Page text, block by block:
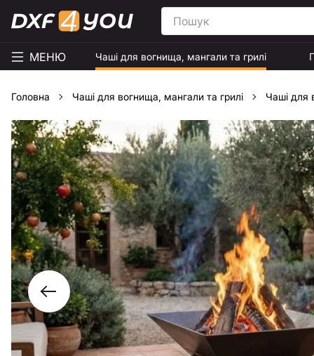
МЕНЮ Чаші для вогнища, мангали та грилі
Головна Чаші для вогнища, мангали та грилі Чаші для